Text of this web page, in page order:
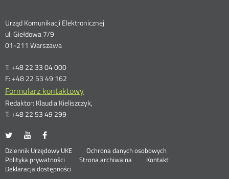
Dane
kontaktowe
Urząd Komunikacji Elektronicznej
ul. Giełdowa 7/9
01-211 Warszawa
T: +48 22 33 04 000
F: +48 22 53 49 162
Formularz kontaktowy
Redaktor: Klaudia Kieliszczyk,
T: +48 22 53 49 299
UKE
portalu
Twitter
Otwórz
nowym
oknie
UKE
portalu
Youtube
Otwórz
nowym
oknie
portalu
Facebook
nowym
oknie
Stopka
Dziennik Urzędowy UKE Otwórz
Ochrona danych osobowych
Polityka prywatności
Otwórz
w
Strona archiwalna
Kontakt
Deklaracja dostępności